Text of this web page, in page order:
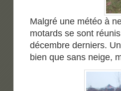
Malgré une météo à
motards se sont
décembre derniers.
bien que sans neige,